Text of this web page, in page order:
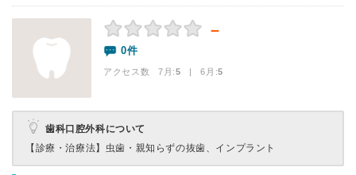
－
0件
アクセス数 7月:5 | 6月:5
歯科口腔外科について
【診療・治療法】 虫歯・親知らずの抜歯、インプラント